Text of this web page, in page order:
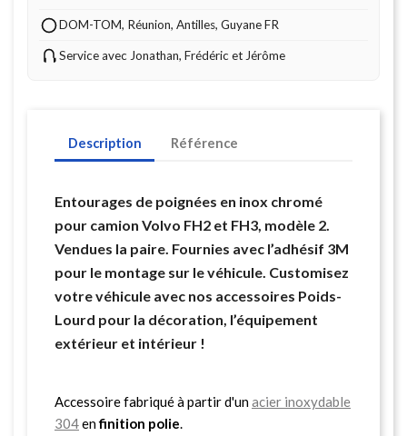
DOM-TOM, Réunion, Antilles, Guyane FR
Service avec Jonathan, Frédéric et Jérôme
Description Référence
Entourages de poignées en inox chromé
pour camion Volvo FH2 et FH3, modèle 2.
Vendues la paire. Fournies avec l’adhésif 3M
pour le montage sur le véhicule. Customisez
votre véhicule avec nos accessoires Poids-
Lourd pour la décoration, l’équipement
extérieur et intérieur !
Accessoire fabriqué à partir d'unacier inoxydable
304enfinition polie.